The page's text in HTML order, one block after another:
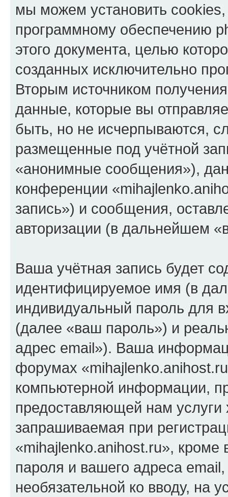
мы можем установить
программному обеспечению
этого документа, целью
созданных исключительно
Вторым источником
данные, которые вы
быть, но не исчерпываются,
размещенные под учётной
«анонимные сообщения»),
конференции
запись») и сообщения,
авторизации (в дальнейшем
Ваша учётная запись будет
идентифицируемое имя (в
индивидуальный пароль для
(далее «ваш пароль») и
адрес email»). Ваша
форумах
компьютерной информации,
предоставляющей нам
запрашиваемая при
«mihajlenko.anihost.ru», кроме
пароля и вашего адреса
необязательной ко вводу, на